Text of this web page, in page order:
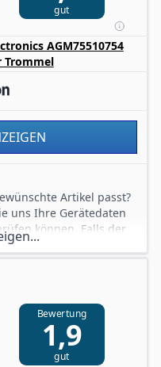
an jedem Ort in Ihrem
nur einen normalen
gut
AGM75510754
Trommel
Artikel passt?
uns Ihre Gerätedaten
können. Falls der
haben wir u.U. den
im Sortiment - auch
Informationen und
und Zusatz- &
finden Sie u.U. auf
099 / EAN-
Bewertung
1,9
gut